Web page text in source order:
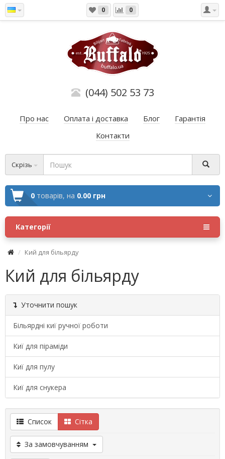
0 0
(044) 502 53 73
Про нас Оплата і доставка Блог
Гарантія
Контакти
Скрізь
0 товарів, на 0.00 грн
Категорії
Кий для більярду
Кий для більярду
Уточнити пошук
Більярдні киї ручної роботи
Киї для піраміди
Киї для пулу
Киї для снукера
Список Сітка
За замовчуванням